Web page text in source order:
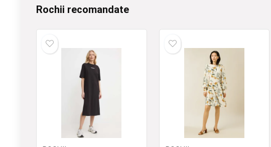
Rochii recomandate